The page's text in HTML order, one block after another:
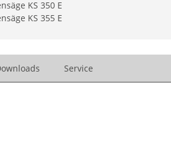
KS 350 E
KS 355 E
Service